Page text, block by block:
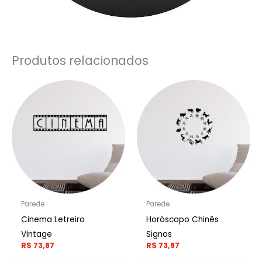
Produtos relacionados
Parede
Cinema Letreiro
Vintage
R$ 73,87
Parede
Horóscopo Chinês
Signos
R$ 73,87